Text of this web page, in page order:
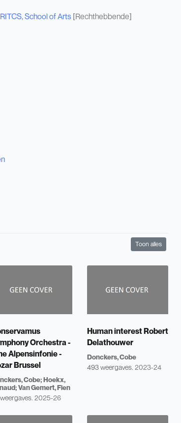
RITCS, School of Arts [Rechthebbende]
Toon alles
Orchestra -
Alpensinfonie -
Brussel
Cobe Hoekx,
Van Gemert, Fien
2025-26
Human interest Robert
Delathouwer
Donckers, Cobe
493 weergaves. 2023-24